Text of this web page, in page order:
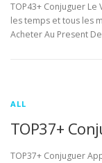
TOP43+ Conjuguer
les temps et tous les
Acheter Au Present
ALL
TOP37+
TOP37+ Conjuguer